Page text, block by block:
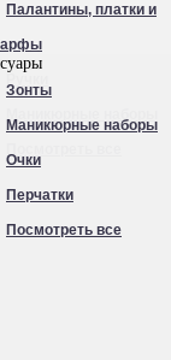
Палантины, платки и
Зонты
Маникюрные наборы
Очки
Перчатки
Посмотреть все